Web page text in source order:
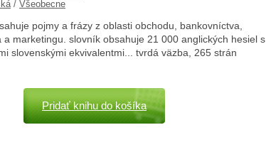
/ Všeobecne
pojmy a frázy z oblasti obchodu, bankovníctva,
a marketingu. slovník obsahuje 21 000 anglických hesiel s
slovenskými ekvivalentmi... tvrdá väzba, 265 strán
Pridať knihu do košíka